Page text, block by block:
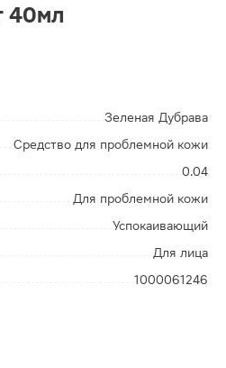
40мл
Зеленая Дубрава
Средство для проблемной кожи
0.04
Для проблемной кожи
Успокаивающий
Для лица
1000061246